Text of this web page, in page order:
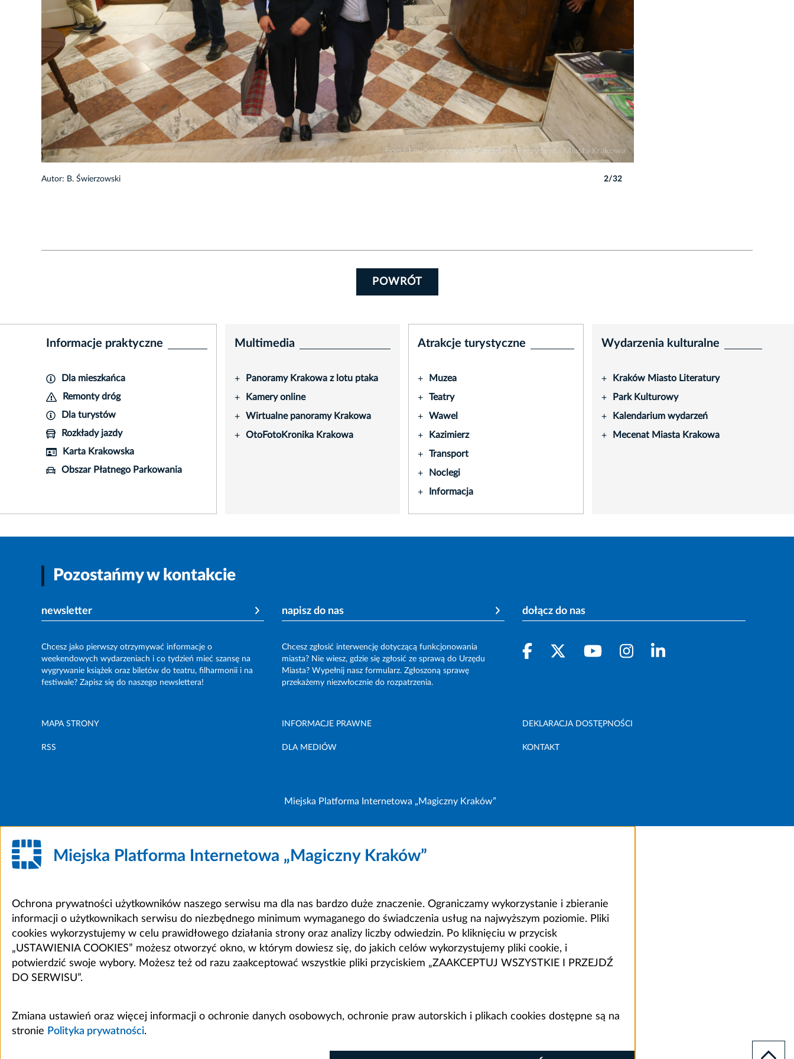
Autor: B. Świerzowski 2/32
POWRÓT
Informacje praktyczne
Dla mieszkańca
Remonty dróg
Dla turystów
Rozkłady jazdy
Karta Krakowska
Obszar Płatnego Parkowania
Multimedia
+ Panoramy Krakowa z lotu ptaka
+ Kamery online
+ Wirtualne panoramy Krakowa
+ OtoFotoKronika Krakowa
Atrakcje turystyczne
+ Muzea
+ Teatry
+ Wawel
+ Kazimierz
+ Transport
+ Noclegi
+ Informacja
Wydarzenia kulturalne
+ Kraków Miasto Literatury
+ Park Kulturowy
+ Kalendarium wydarzeń
+ Mecenat Miasta Krakowa
Pozostańmy w kontakcie
newsletter
Chcesz jako pierwszy otrzymywać informacje o
weekendowych wydarzeniach i co tydzień mieć szansę na
wygrywanie książek oraz biletów do teatru, filharmonii i na
festiwale? Zapisz się do naszego newslettera!
napisz do nas
Chcesz zgłosić interwencję dotyczącą funkcjonowania
miasta? Nie wiesz, gdzie się zgłosić ze sprawą do Urzędu
Miasta? Wypełnij nasz formularz. Zgłoszoną sprawę
przekażemy niezwłocznie do rozpatrzenia.
dołącz do nas
MAPA STRONY INFORMACJE PRAWNE DEKLARACJA DOSTĘPNOŚCI
RSS DLA MEDIÓW KONTAKT
Miejska Platforma Internetowa „Magiczny Kraków”
Miejska Platforma Internetowa „Magiczny Kraków”
Ochrona prywatności użytkowników naszego serwisu ma dla nas bardzo duże znaczenie. Ograniczamy wykorzystanie i zbieranie
informacji o użytkownikach serwisu do niezbędnego minimum wymaganego do świadczenia usług na najwyższym poziomie. Pliki
cookies wykorzystujemy w celu prawidłowego działania strony oraz analizy liczby odwiedzin. Po kliknięciu w przycisk
„USTAWIENIA COOKIES” możesz otworzyć okno, w którym dowiesz się, do jakich celów wykorzystujemy pliki cookie, i
potwierdzić swoje wybory. Możesz też od razu zaakceptować wszystkie pliki przyciskiem „ZAAKCEPTUJ WSZYSTKIE I PRZEJDŹ
DO SERWISU”.
Zmiana ustawień oraz więcej informacji o ochronie danych osobowych, ochronie praw autorskich i plikach cookies dostępne są na
stronie Polityka prywatności.